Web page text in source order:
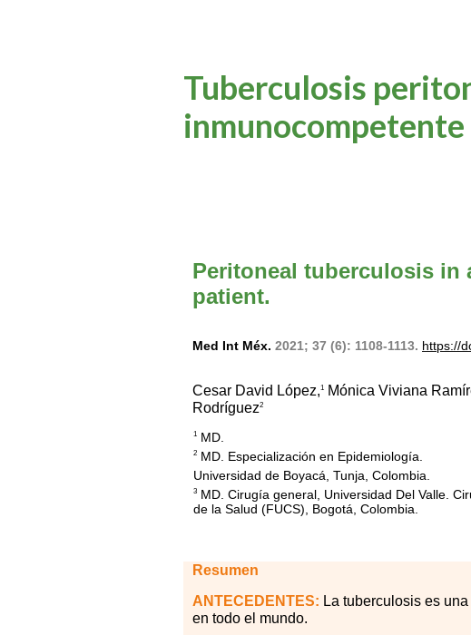
Tuberculosis
inmunocompetente
Peritoneal tuberculosis in
patient.
Med Int Méx. 2021; 37 (6): 1108-1113. https://
Cesar David López,1 Mónica Viviana
Rodríguez2
1 MD.
2 MD. Especialización en Epidemiología.
Universidad de Boyacá, Tunja, Colombia.
3 MD. Cirugía general, Universidad Del Valle.
de la Salud (FUCS), Bogotá, Colombia.
Resumen
ANTECEDENTES: La tuberculosis es
en todo el mundo.